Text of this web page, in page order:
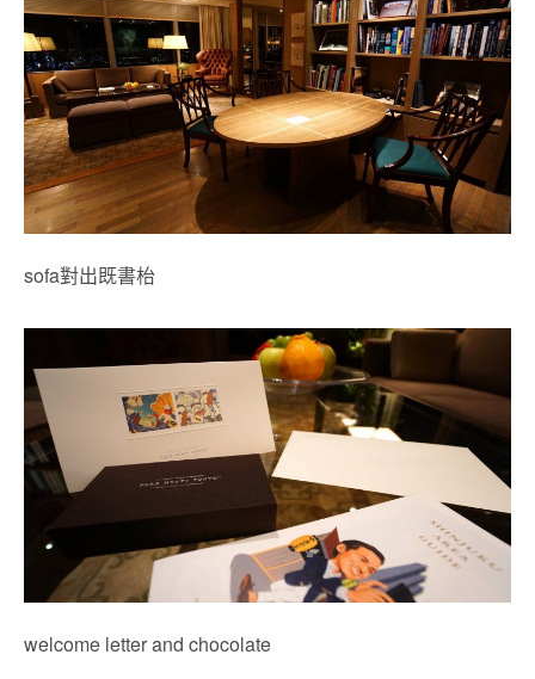
sofa對出既書枱
welcome letter and chocolate